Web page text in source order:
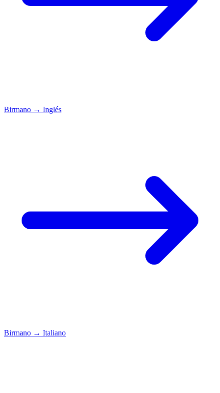
Birmano → Inglés
Birmano → Italiano